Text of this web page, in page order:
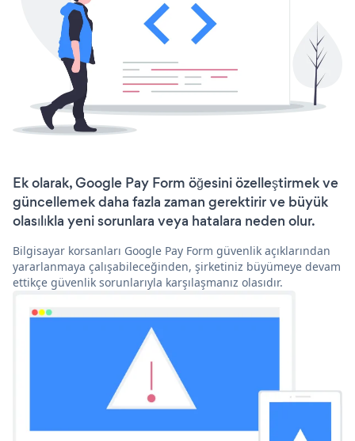
Ek olarak, Google Pay Form öğesini özelleştirmek ve
güncellemek daha fazla zaman gerektirir ve büyük
olasılıkla yeni sorunlara veya hatalara neden olur.
Bilgisayar korsanları Google Pay Form güvenlik açıklarından
yararlanmaya çalışabileceğinden, şirketiniz büyümeye devam
ettikçe güvenlik sorunlarıyla karşılaşmanız olasıdır.